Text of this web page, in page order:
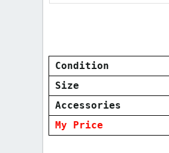
Condition
Size
Accessories
My Price